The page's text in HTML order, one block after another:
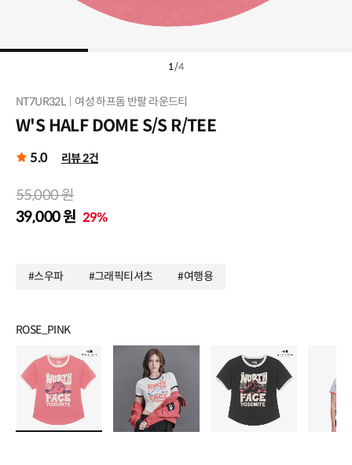
1/4
NT7UR32L 여성 하프돔 반팔 라운드티
W'S HALF DOME S/S R/TEE
5.0 리뷰 2건
#스우파 #그래픽티셔츠 #여행용
55,000 원
39,000 원 29%
ROSE_PINK